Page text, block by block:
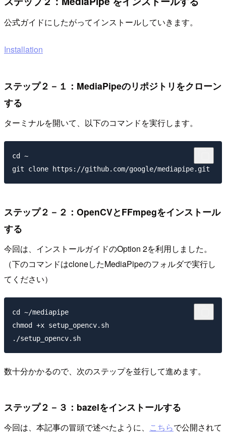
公式ガイドにしたがってインストールしていきます。
Installation
ステップ２－１：MediaPipeのリポジトリをクローン
する
ターミナルを開いて、以下のコマンドを実行します。
cd ~
ステップ２－２：OpenCVとFFmpegをインストール
する
今回は、インストールガイドのOption 2を利用しました。
（下のコマンドはcloneしたMediaPipeのフォルダで実行し
てください）
cd ~/mediapipe
chmod +x setup_opencv.sh
数十分かかるので、次のステップを並行して進めます。
ステップ２－３：bazelをインストールする
今回は、本記事の冒頭で述べたように、 こちらで公開されて